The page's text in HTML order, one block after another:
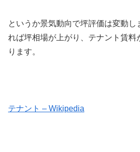
というか景気動向で坪評価は変動し
れば坪相場が上がり、テナント賃料
ります。
テナント – Wikipedia